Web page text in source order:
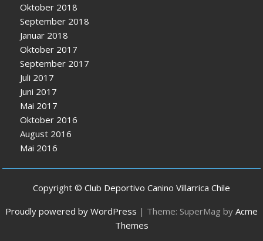
Oktober 2018
September 2018
Januar 2018
Oktober 2017
September 2017
Juli 2017
Juni 2017
Mai 2017
Oktober 2016
August 2016
Mai 2016
Copyright © Club Deportivo Canino Villarrica Chile
Proudly powered by WordPress | Theme: SuperMag by Acme
Themes